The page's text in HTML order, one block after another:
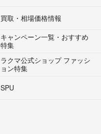
買取・相場価格情報
キャンペーン一覧・おすすめ
特集
ラクマ公式ショップ ファッシ
ョン特集
SPU